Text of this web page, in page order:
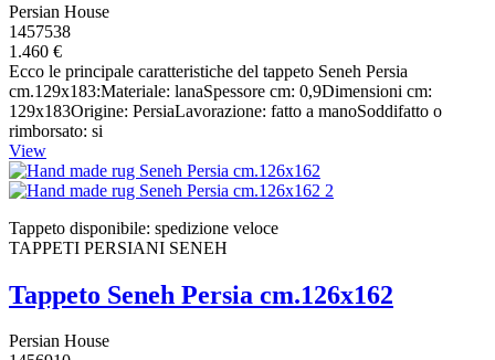
Persian House
1457538
1.460 €
Ecco le principale caratteristiche del tappeto Seneh Persia
cm.129x183:Materiale: lanaSpessore cm: 0,9Dimensioni cm:
129x183Origine: PersiaLavorazione: fatto a manoSoddifatto o
rimborsato: si
View
Tappeto disponibile: spedizione veloce
TAPPETI PERSIANI SENEH
Tappeto Seneh Persia cm.126x162
Persian House